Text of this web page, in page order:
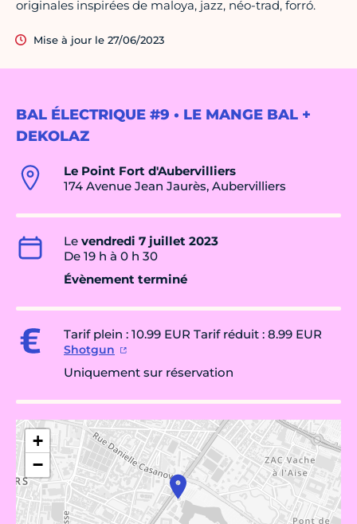
BAL ÉLECTRIQUE #9 • LE MANGE BAL +
DEKOLAZ
Le Point Fort d'Aubervilliers
174 Avenue Jean Jaurès, Aubervilliers
Le vendredi 7 juillet 2023
De 19 h à 0 h 30
Évènement terminé
Tarif plein : 10.99 EUR Tarif réduit : 8.99 EUR
Shotgun
Uniquement sur réservation
+
−
originales inspirées de maloya, jazz, néo-trad, forró.
Mise à jour le 27/06/2023